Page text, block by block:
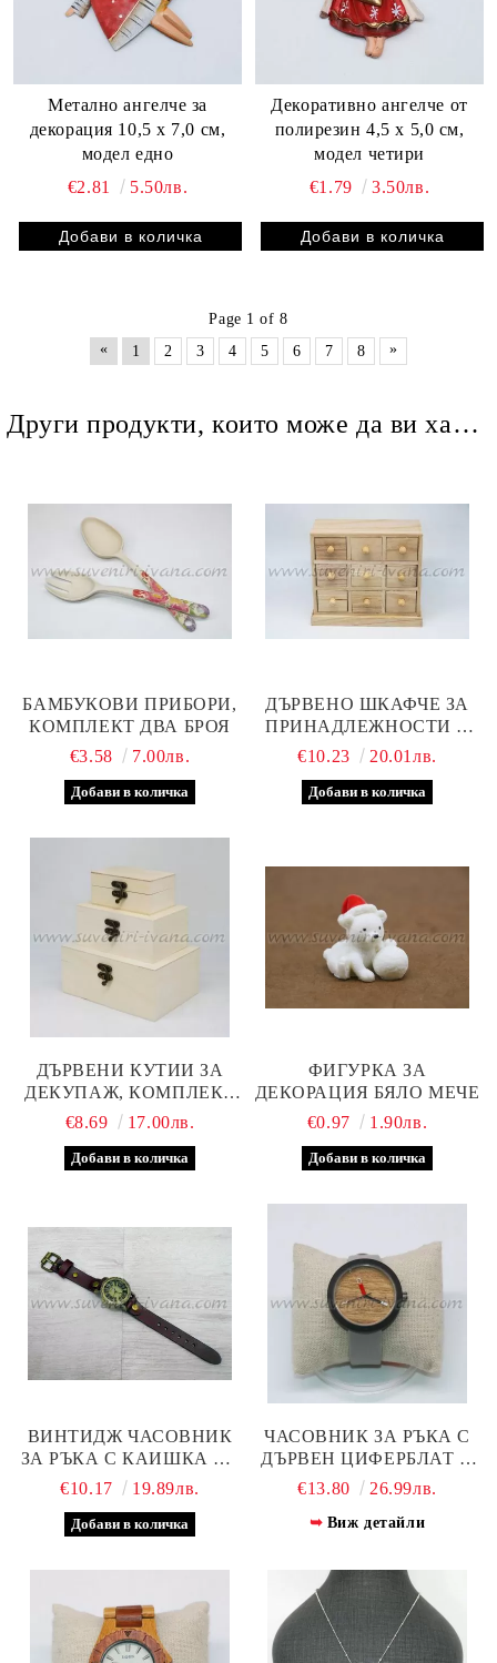
Метално ангелче за
декорация 10,5 х 7,0 см,
модел едно
€2.81
5.50лв.
Декоративно ангелче от
полирезин 4,5 х 5,0 см,
модел четири
€1.79
3.50лв.
Page 1 of 8
«
1 2 3 4 5 6 7 8 »
Други продукти, които може да ви харесат
БАМБУКОВИ ПРИБОРИ,
КОМПЛЕКТ ДВА БРОЯ
€3.58
7.00лв.
ДЪРВЕНО ШКАФЧЕ ЗА
ПРИНАДЛЕЖНОСТИ С
ДЕВЕТ ЧЕКМЕДЖЕТА
€10.23 20.01лв.
ДЪРВЕНИ КУТИИ ЗА
ДЕКУПАЖ, КОМПЛЕКТ
ТРИ БРОЯ
€8.69 17.00лв.
ФИГУРКА ЗА
ДЕКОРАЦИЯ БЯЛО МЕЧЕ
€0.97
1.90лв.
ВИНТИДЖ ЧАСОВНИК
ЗА РЪКА С КАИШКА ОТ
ЕСТЕСТВЕНА КОЖА
€10.17 19.89лв.
ЧАСОВНИК ЗА РЪКА С
ДЪРВЕН ЦИФЕРБЛАТ И
КОЖЕНА КАИШКА,
€13.80 26.99лв.
Виж детайли